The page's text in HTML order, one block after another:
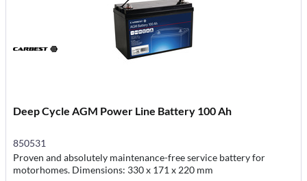
Deep Cycle AGM Power Line Battery 100 Ah
850531
Proven and absolutely maintenance-free service battery for
motorhomes. Dimensions: 330 x 171 x 220 mm